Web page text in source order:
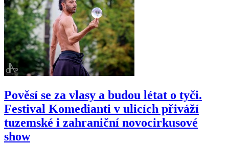
Pověsí se za vlasy a budou létat o tyči.
Festival Komedianti v ulicích přiváží
tuzemské i zahraniční novocirkusové
show